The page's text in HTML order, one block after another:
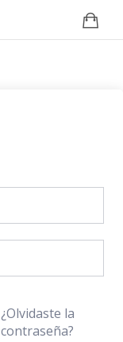
¿Olvidaste la
contraseña?